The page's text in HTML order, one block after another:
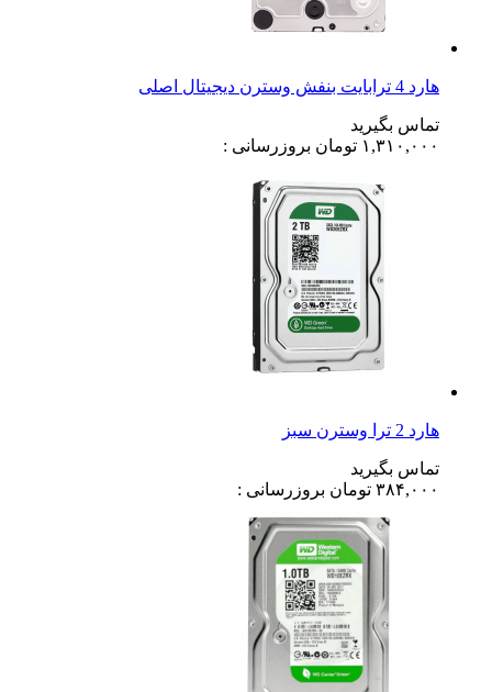
هارد 4 ترابایت بنفش وسترن دیجیتال اصلی
تماس بگیرید
۱,۳۱۰,۰۰۰ تومان بروزرسانی :
هارد 2 ترا وسترن سبز
تماس بگیرید
۳۸۴,۰۰۰ تومان بروزرسانی :